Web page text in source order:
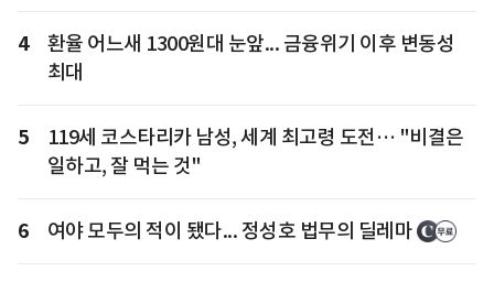
4
환율 어느새 1300원대 눈앞... 금융위기 이후 변동성
최대
5
119세 코스타리카 남성, 세계 최고령 도전… "비결은
일하고, 잘 먹는 것"
6 여야 모두의 적이 됐다... 정성호 법무의 딜레마